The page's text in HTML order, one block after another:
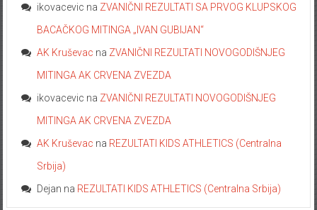
ikovacevic na ZVANIČNI REZULTATI SA PRVOG KLUPSKOG
BACAČKOG MITINGA „IVAN GUBIJAN“
AK Kruševac na ZVANIČNI REZULTATI NOVOGODIŠNJEG
MITINGA AK CRVENA ZVEZDA
ikovacevic na ZVANIČNI REZULTATI NOVOGODIŠNJEG
MITINGA AK CRVENA ZVEZDA
AK Kruševac na REZULTATI KIDS ATHLETICS (Centralna
Srbija)
Dejan na REZULTATI KIDS ATHLETICS (Centralna Srbija)